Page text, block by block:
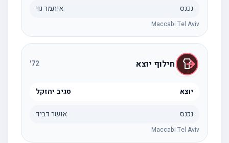
נכנס איתמר נוי
Maccabi Tel Aviv
חילוף יוצא 72
'
יוצא סגיב יהזקל
נכנס אושר דביד
Maccabi Tel Aviv